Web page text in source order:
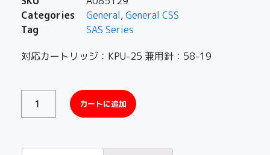
Categories
General,General CSS
Tag
SAS Series
対応カートリッジ：KPU-25 兼用針：58-19
カートに追加